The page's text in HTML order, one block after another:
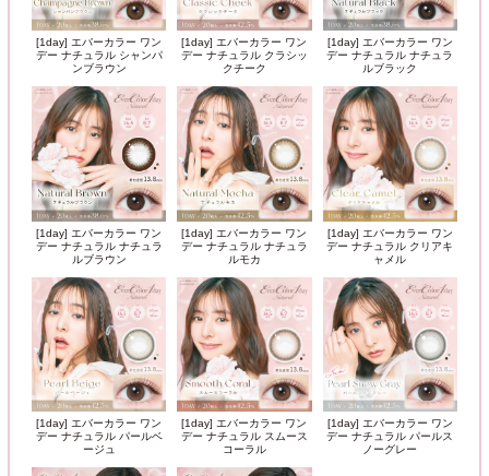
[1day] エバーカラー ワン
デー ナチュラル シャンパ
ンブラウン
[1day] エバーカラー ワン
デー ナチュラル クラシッ
クチーク
[1day] エバーカラー ワン
デー ナチュラル ナチュラ
ルブラック
[1day] エバーカラー ワン
デー ナチュラル ナチュラ
ルブラウン
[1day] エバーカラー ワン
デー ナチュラル ナチュラ
ルモカ
[1day] エバーカラー ワン
デー ナチュラル クリアキ
ャメル
[1day] エバーカラー ワン
デー ナチュラル パールベ
ージュ
[1day] エバーカラー ワン
デー ナチュラル スムース
コーラル
[1day] エバーカラー ワン
デー ナチュラル パールス
ノーグレー